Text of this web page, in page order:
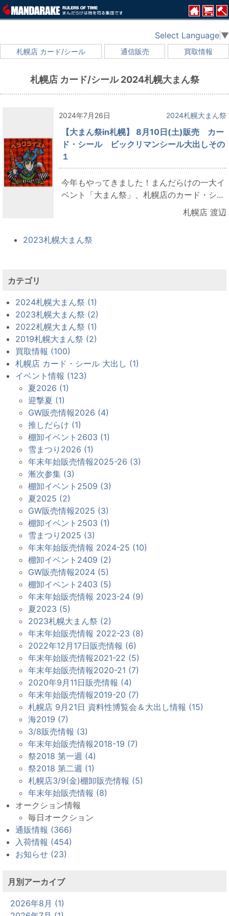
札幌店 カード/シール 通信販売 買取情報
Select Language ▼
札幌店 カード/シール 2024札幌大まん祭
2024年7月26日 2024札幌大まん祭
【大まん祭in札幌】 8月10日(土)販売 カー
ド・シール ビックリマンシール大出しその
１
今年もやってきました！まんだらけの一大イ
ベント「大まん祭」、札幌店のカード・シ...
札幌店 渡辺
2023札幌大まん祭
カテゴリ
2024札幌大まん祭 (1)
2023札幌大まん祭 (2)
2022札幌大まん祭 (1)
2019札幌大まん祭 (2)
買取情報 (100)
札幌店 カード・シール 大出し (1)
イベント情報 (123)
夏2026 (1)
迎撃夏 (1)
GW販売情報2026 (4)
推しだらけ (1)
棚卸イベント2603 (1)
雪まつり2026 (1)
年末年始販売情報2025-26 (3)
漸次参集 (3)
棚卸イベント2509 (3)
夏2025 (2)
GW販売情報2025 (3)
棚卸イベント2503 (1)
雪まつり2025 (3)
年末年始販売情報 2024-25 (10)
棚卸イベント2409 (2)
GW販売情報2024 (5)
棚卸イベント2403 (5)
年末年始販売情報 2023-24 (9)
夏2023 (5)
2023札幌大まん祭 (2)
年末年始販売情報 2022-23 (8)
2022年12月17日販売情報 (6)
年末年始販売情報2021-22 (5)
年末年始販売情報2020-21 (7)
2020年9月11日販売情報 (4)
年末年始販売情報2019-20 (7)
札幌店 9月21日 資料性博覧会＆大出し情報 (15)
海2019 (7)
3/8販売情報 (3)
年末年始販売情報2018-19 (7)
祭2018 第一週 (4)
祭2018 第二週 (1)
札幌店3/9(金)棚卸販売情報 (5)
年末年始販売情報 (8)
オークション情報
毎日オークション
通販情報 (366)
入荷情報 (454)
お知らせ (23)
月別アーカイブ
2026年8月 (1)